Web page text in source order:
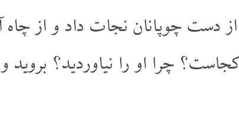
چوپانان نجات داد و از چاه
چرا او را نیاوردید؟ بروید